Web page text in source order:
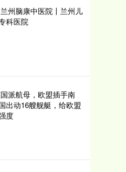
州脑康中医院丨兰州儿
科医院
派航母，欧盟插手南
出动16艘舰艇，给欧盟
度